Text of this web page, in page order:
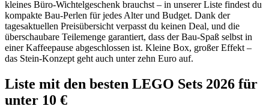
kleines Büro-Wichtelgeschenk brauchst – in unserer Liste findest du
kompakte Bau-Perlen für jedes Alter und Budget. Dank der
tagesaktuellen Preisübersicht verpasst du keinen Deal, und die
überschaubare Teilemenge garantiert, dass der Bau-Spaß selbst in
einer Kaffeepause abgeschlossen ist. Kleine Box, großer Effekt –
das Stein-Konzept geht auch unter zehn Euro auf.
Liste mit den besten LEGO Sets 2026 für
unter 10 €